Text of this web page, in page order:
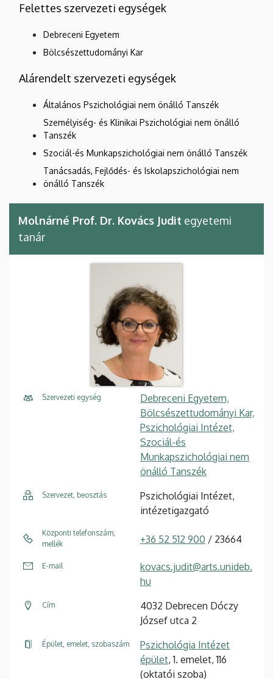
Felettes szervezeti egységek
Debreceni Egyetem
Bölcsészettudományi Kar
Alárendelt szervezeti egységek
Általános Pszichológiai nem önálló Tanszék
Személyiség- és Klinikai Pszichológiai nem önálló
Tanszék
Szociál-és Munkapszichológiai nem önálló Tanszék
Tanácsadás, Fejlődés- és Iskolapszichológiai nem
önálló Tanszék
Molnárné Prof. Dr. Kovács Judit egyetemi
tanár
Szervezeti egység
Debreceni Egyetem,
Bölcsészettudományi Kar,
Pszichológiai Intézet,
Szociál-és
Munkapszichológiai nem
önálló Tanszék
Szervezet, beosztás
Pszichológiai Intézet,
intézetigazgató
Központi telefonszám,
mellék
+36 52 512 900 / 23664
E-mail
kovacs.judit@arts.unideb.
hu
Cím
4032 Debrecen Dóczy
József utca 2
Épület, emelet, szobaszám
Pszichológia Intézet
épület, 1. emelet, 116
(oktatói szoba)